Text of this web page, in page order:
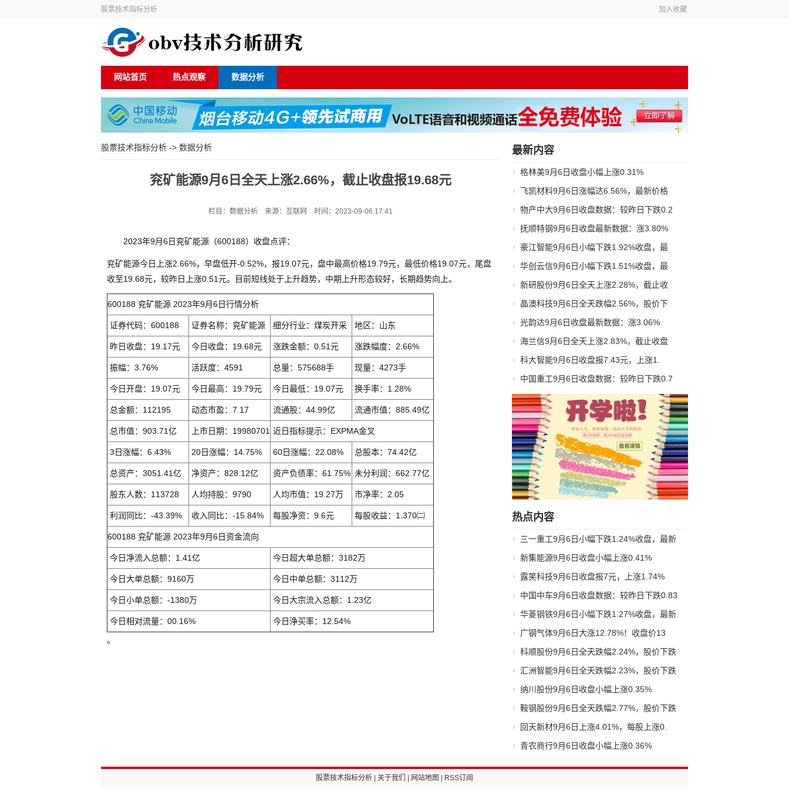
股票技术指标分析 加入收藏
网站首页 热点观察 数据分析
股票技术指标分析 -> 数据分析
兖矿能源9月6日全天上涨2.66%，截止收盘报19.68元
栏目：数据分析 来源：互联网 时间：2023-09-06 17:41
2023年9月6日兖矿能源（600188）收盘点评：
兖矿能源今日上涨2.66%，早盘低开-0.52%，报19.07元，盘中最高价格19.79元，最低价格19.07元，尾盘
收至19.68元，较昨日上涨0.51元。目前短线处于上升趋势，中期上升形态较好，长期趋势向上。
600188 兖矿能源 2023年9月6日行情分析
证券代码：600188 证券名称：兖矿能源 细分行业：煤炭开采 地区：山东
昨日收盘：19.17元 今日收盘：19.68元 涨跌金额：0.51元 涨跌幅度：2.66%
振幅：3.76% 活跃度：4591 总量：575688手 现量：4273手
今日开盘：19.07元 今日最高：19.79元 今日最低：19.07元 换手率：1.28%
总金额：112195 动态市盈：7.17 流通股：44.99亿 流通市值：885.49亿
总市值：903.71亿 上市日期：19980701 近日指标提示：EXPMA金叉
3日涨幅：6.43% 20日涨幅：14.75% 60日涨幅：22.08% 总股本：74.42亿
总资产：3051.41亿 净资产：828.12亿 资产负债率：61.75% 未分利润：662.77亿
股东人数：113728 人均持股：9790 人均市值：19.27万 市净率：2.05
利润同比：-43.39% 收入同比：-15.84% 每股净资：9.6元 每股收益：1.370㈡
600188 兖矿能源 2023年9月6日资金流向
今日净流入总额：1.41亿 今日超大单总额：3182万
今日大单总额：9160万 今日中单总额：3112万
今日小单总额：-1380万 今日大宗流入总额：1.23亿
今日相对流量：00.16%
今日浄买率：12.54%
。
最新内容
格林美9月6日收盘小幅上涨0.31%
飞凯材料9月6日涨幅达6.56%，最新价格
物产中大9月6日收盘数据：较昨日下跌0.2
抚顺特钢9月6日收盘最新数据：涨3.80%
豪江智能9月6日小幅下跌1.92%收盘，最
华创云信9月6日小幅下跌1.51%收盘，最
新研股份9月6日全天上涨2.28%，截止收
晶澳科技9月6日全天跌幅2.56%，股价下
光韵达9月6日收盘最新数据：涨3.06%
海兰信9月6日全天上涨2.83%，截止收盘
科大智能9月6日收盘报7.43元，上涨1.
中国重工9月6日收盘数据：较昨日下跌0.7
热点内容
三一重工9月6日小幅下跌1.24%收盘，最新
新集能源9月6日收盘小幅上涨0.41%
露笑科技9月6日收盘报7元，上涨1.74%
中国中车9月6日收盘数据：较昨日下跌0.83
华菱钢铁9月6日小幅下跌1.27%收盘，最新
广钢气体9月6日大涨12.78%！收盘价13
科顺股份9月6日全天跌幅2.24%，股价下跌
汇洲智能9月6日全天跌幅2.23%，股价下跌
纳川股份9月6日收盘小幅上涨0.35%
鞍钢股份9月6日全天跌幅2.77%，股价下跌
回天新材9月6日上涨4.01%，每股上涨0.
青农商行9月6日收盘小幅上涨0.36%
股票技术指标分析 关于我们 网站地图 RSS订阅